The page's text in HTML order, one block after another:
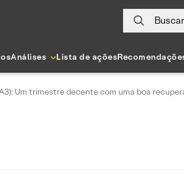
Buscar
Análises Lista de ações
Um trimestre decente com uma boa